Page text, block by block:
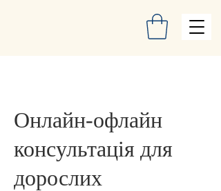
Онлайн-офлайн
консультація для
дорослих